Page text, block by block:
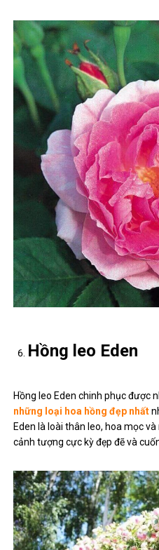
Hồng leo Eden
Hồng leo Eden chinh phục được
những loại hoa hồng đẹp nhất
Eden là loài thân leo, hoa mọc
cảnh tượng cực kỳ đẹp đẽ và